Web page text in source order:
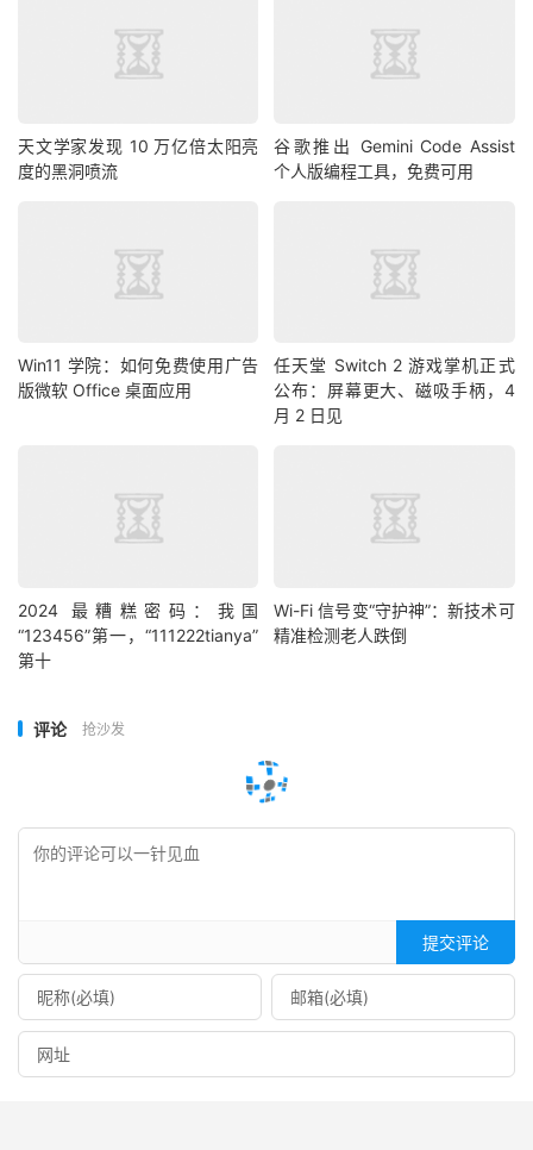
天文学家发现 10 万亿倍太阳亮
度的黑洞喷流
谷歌推出 Gemini Code Assist
个人版编程工具，免费可用
Win11 学院：如何免费使用广告
版微软 Office 桌面应用
任天堂 Switch 2 游戏掌机正式
公布：屏幕更大、磁吸手柄，4
月 2 日见
2024 最糟糕密码：我国
“123456”第一，“111222tianya”
第十
Wi-Fi 信号变“守护神”：新技术可
精准检测老人跌倒
评论 抢沙发
提交评论